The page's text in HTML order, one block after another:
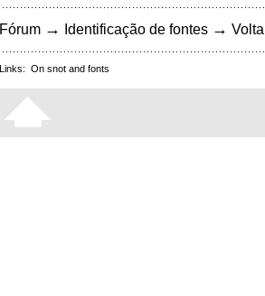
Fórum → Identificação de fontes →
Links: On snot and fonts